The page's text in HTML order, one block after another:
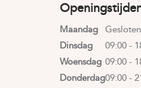
Maandag
Dinsdag
Woensdag
Donderdag
Gesloten
09:00 -
09:00 -
09:00 -